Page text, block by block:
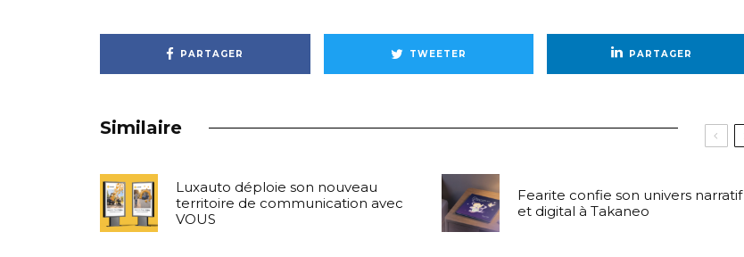
PARTAGER TWEETER PARTAGER
Similaire
Luxauto déploie son nouveau
territoire de communication avec
VOUS
Fearite confie son univers narratif
et digital à Takaneo